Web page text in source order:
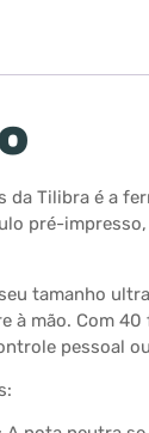
da Tilibra é a
pré-
tamanho
à mão. Com
pessoal